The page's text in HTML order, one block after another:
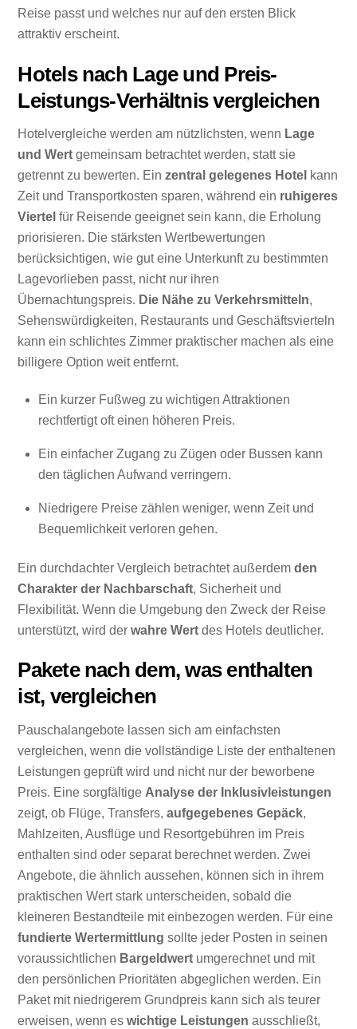
Reise passt und welches nur auf den ersten Blick
attraktiv erscheint.
Hotels nach Lage und Preis-
Leistungs-Verhältnis vergleichen
Hotelvergleiche werden am nützlichsten, wenn Lage
und Wert gemeinsam betrachtet werden, statt sie
getrennt zu bewerten. Einzentral gelegenes Hotel kann
Zeit und Transportkosten sparen, während ein ruhigeres
Viertel für Reisende geeignet sein kann, die Erholung
priorisieren. Die stärksten Wertbewertungen
berücksichtigen, wie gut eine Unterkunft zu bestimmten
Lagevorlieben passt, nicht nur ihren
Übernachtungspreis. Die Nähe zu Verkehrsmitteln,
Sehenswürdigkeiten, Restaurants und Geschäftsvierteln
kann ein schlichtes Zimmer praktischer machen als eine
billigere Option weit entfernt.
Ein kurzer Fußweg zu wichtigen Attraktionen
rechtfertigt oft einen höheren Preis.
Ein einfacher Zugang zu Zügen oder Bussen kann
den täglichen Aufwand verringern.
Niedrigere Preise zählen weniger, wenn Zeit und
Bequemlichkeit verloren gehen.
Ein durchdachter Vergleich betrachtet außerdemden
Charakter der Nachbarschaft, Sicherheit und
Flexibilität. Wenn die Umgebung den Zweck der Reise
unterstützt, wird derwahre Wert des Hotels deutlicher.
Pakete nach dem, was enthalten
ist, vergleichen
Pauschalangebote lassen sich am einfachsten
vergleichen, wenn die vollständige Liste der enthaltenen
Leistungen geprüft wird und nicht nur der beworbene
Preis. Eine sorgfältige Analyse der Inklusivleistungen
zeigt, ob Flüge, Transfers,aufgegebenes Gepäck,
Mahlzeiten, Ausflüge und Resortgebühren im Preis
enthalten sind oder separat berechnet werden. Zwei
Angebote, die ähnlich aussehen, können sich in ihrem
praktischen Wert stark unterscheiden, sobald die
kleineren Bestandteile mit einbezogen werden. Für eine
fundierte Wertermittlung sollte jeder Posten in seinen
voraussichtlichen Bargeldwert umgerechnet und mit
den persönlichen Prioritäten abgeglichen werden. Ein
Paket mit niedrigerem Grundpreis kann sich als teurer
erweisen, wenn eswichtige Leistungen ausschließt,